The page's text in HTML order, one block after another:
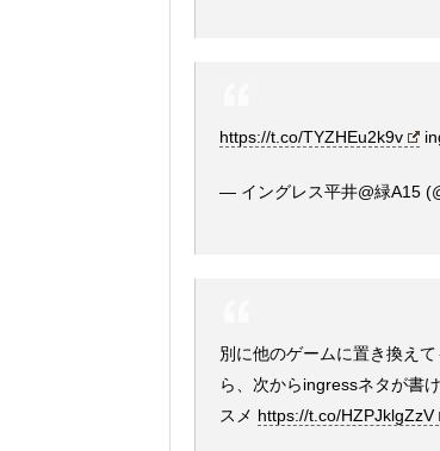
https://t.co/TYZHEu2k9v
— イングレス平井@緑A15
別に他のゲームに置き換え
ら、次からingressネタが書
スメ https://t.co/HZPJklgZzV